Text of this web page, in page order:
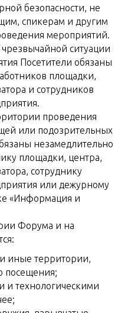
безопасности, не
спикерам и другим
мероприятий.
ситуации
Посетители обязаны
площадки,
и сотрудников
проведения
или подозрительных
незамедлительно
площадки, центра,
сотруднику
или дежурному
«Информация и
Форума и на
иные территории,
посещения;
и технологическими